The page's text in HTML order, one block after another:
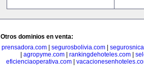
Otros dominios en venta:
prensadora.com| segurosbolivia.com|
agropyme.com| rankingdehoteles.com|
eficienciaoperativa.com